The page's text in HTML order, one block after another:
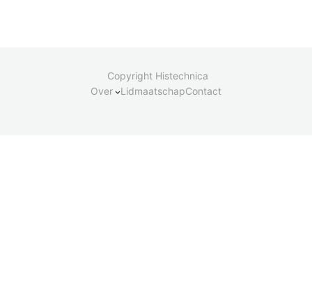
Copyright Histechnica
Over
LidmaatschapContact